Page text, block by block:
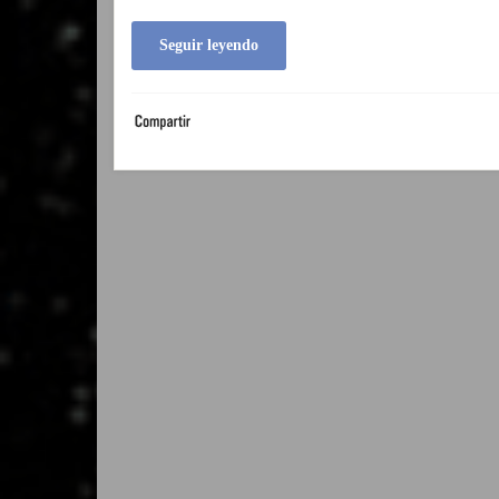
Seguir leyendo